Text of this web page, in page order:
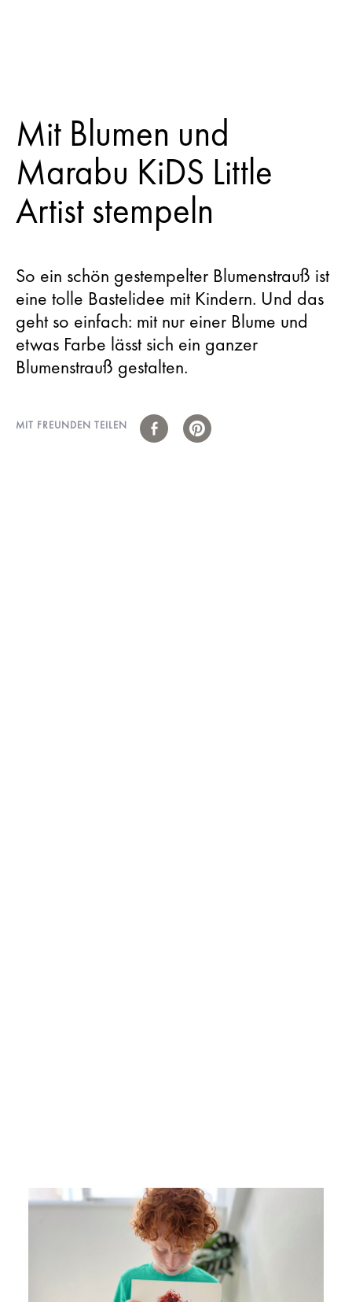
Mit Blumen und
Marabu KiDS Little
Artist stempeln
So ein schön gestempelter Blumenstrauß ist
eine tolle Bastelidee mit Kindern. Und das
geht so einfach: mit nur einer Blume und
etwas Farbe lässt sich ein ganzer
Blumenstrauß gestalten.
MIT FREUNDEN TEILEN